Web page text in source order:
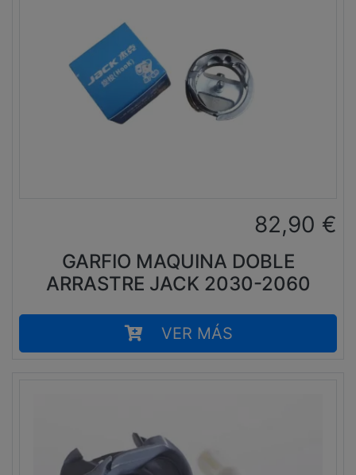
82,90 €
GARFIO MAQUINA DOBLE
ARRASTRE JACK 2030-2060
VER MÁS